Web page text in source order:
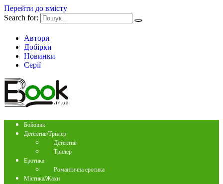
Перейти до вмісту
Search for:
Автори
Добірки
Новинки
Серії
Бойовик
Детектив/Трилер
Детектив
Трилер
Еротика
Романтична еротика
Містика/Жахи